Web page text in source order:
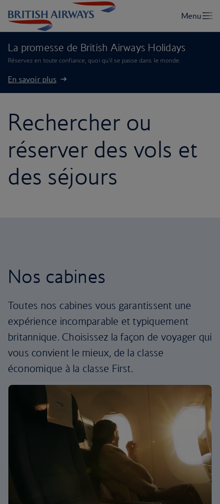
La promesse de British Airways Holidays
Réservez en toute confiance, quoi qu'il se passe dans le monde.
En savoir plus
Rechercher ou
réserver des vols et
des séjours
Nos cabines
Toutes nos cabines vous garantissent une
expérience incomparable et typiquement
britannique. Choisissez la façon de voyager qui
vous convient le mieux, de la classe
économique à la classe First.